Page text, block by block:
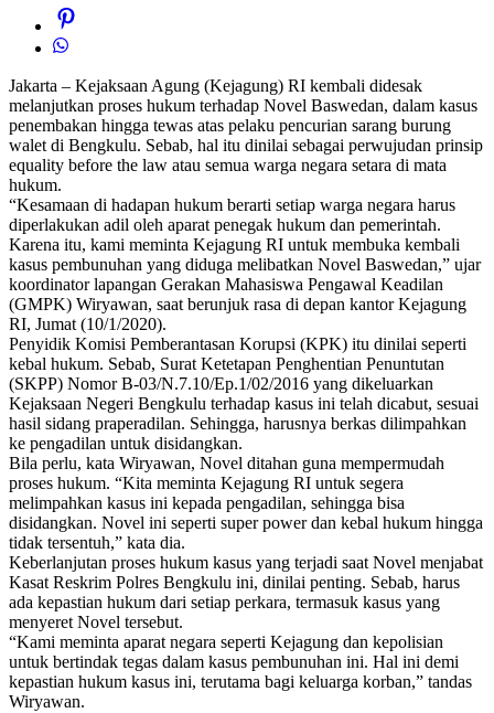
Jakarta – Kejaksaan Agung (Kejagung) RI kembali didesak
melanjutkan proses hukum terhadap Novel Baswedan, dalam kasus
penembakan hingga tewas atas pelaku pencurian sarang burung
walet di Bengkulu. Sebab, hal itu dinilai sebagai perwujudan prinsip
equality before the law atau semua warga negara setara di mata
hukum.
“Kesamaan di hadapan hukum berarti setiap warga negara harus
diperlakukan adil oleh aparat penegak hukum dan pemerintah.
Karena itu, kami meminta Kejagung RI untuk membuka kembali
kasus pembunuhan yang diduga melibatkan Novel Baswedan,” ujar
koordinator lapangan Gerakan Mahasiswa Pengawal Keadilan
(GMPK) Wiryawan, saat berunjuk rasa di depan kantor Kejagung
RI, Jumat (10/1/2020).
Penyidik Komisi Pemberantasan Korupsi (KPK) itu dinilai seperti
kebal hukum. Sebab, Surat Ketetapan Penghentian Penuntutan
(SKPP) Nomor B-03/N.7.10/Ep.1/02/2016 yang dikeluarkan
Kejaksaan Negeri Bengkulu terhadap kasus ini telah dicabut, sesuai
hasil sidang praperadilan. Sehingga, harusnya berkas dilimpahkan
ke pengadilan untuk disidangkan.
Bila perlu, kata Wiryawan, Novel ditahan guna mempermudah
proses hukum. “Kita meminta Kejagung RI untuk segera
melimpahkan kasus ini kepada pengadilan, sehingga bisa
disidangkan. Novel ini seperti super power dan kebal hukum hingga
tidak tersentuh,” kata dia.
Keberlanjutan proses hukum kasus yang terjadi saat Novel menjabat
Kasat Reskrim Polres Bengkulu ini, dinilai penting. Sebab, harus
ada kepastian hukum dari setiap perkara, termasuk kasus yang
menyeret Novel tersebut.
“Kami meminta aparat negara seperti Kejagung dan kepolisian
untuk bertindak tegas dalam kasus pembunuhan ini. Hal ini demi
kepastian hukum kasus ini, terutama bagi keluarga korban,” tandas
Wiryawan.